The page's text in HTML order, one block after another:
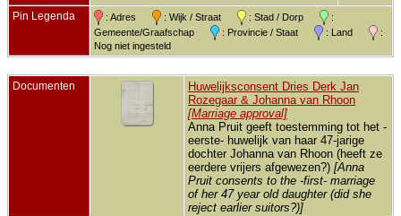
Pin Legenda : Adres : Wijk / Straat : Stad / Dorp
:
Gemeente/Graafschap
: Provincie / Staat : Land
:
Nog niet ingesteld
Documenten
Huwelijksconsent Dries Derk Jan
Rozegaar & Johanna van Rhoon
[Marriage approval]
Anna Pruit geeft toestemming tot het -
eerste- huwelijk van haar 47-jarige
dochter Johanna van Rhoon (heeft ze
eerdere vrijers afgewezen?) [Anna
Pruit consents to the -first- marriage
of her 47 year old daughter (did she
reject earlier suitors?)]